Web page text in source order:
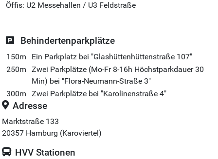
Öffis: U2 Messehallen / U3 Feldstraße
Behindertenparkplätze
150m
Ein Parkplatz bei "Glashüttenhüttenstraße 107"
250m
Zwei Parkplätze (Mo-Fr 8-16h Höchstparkdauer 30
Min) bei "Flora-Neumann-Straße 3"
300m
Zwei Parkplätze bei "Karolinenstraße 4"
Adresse
Marktstraße 133
20357 Hamburg (Karoviertel)
HVV Stationen